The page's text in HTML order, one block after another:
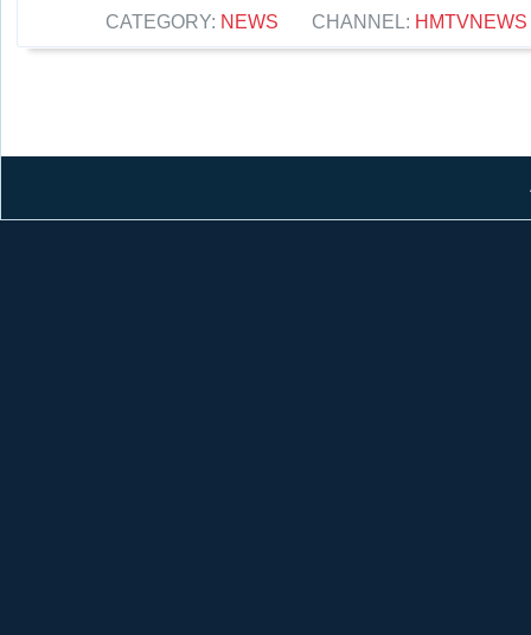
CATEGORY: NEWS CHANNEL: HMTVNEWS